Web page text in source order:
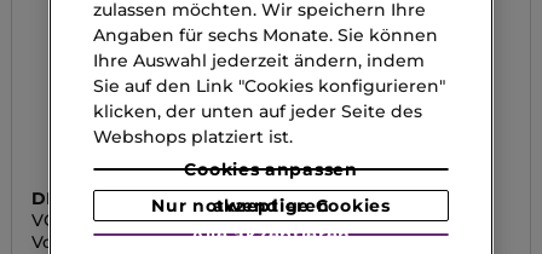
DIEGO DALLA PALMA
VOLUME EFFECT LIP
LINER
Volume effect Lip Liner
MAISON MARGIELA
REPLICA UP AT DAWN
Eau de Toilette
zulassen möchten. Wir speichern Ihre
Angaben für sechs Monate. Sie können
Ihre Auswahl jederzeit ändern, indem
Sie auf den Link "Cookies konfigurieren"
klicken, der unten auf jeder Seite des
Webshops platziert ist.
Cookies anpassen
Nur notwendige Cookies akzeptieren
Alle akzeptieren